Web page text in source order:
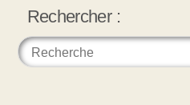
Rechercher :